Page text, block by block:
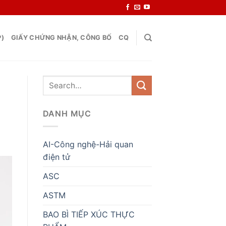
GIẤY CHỨNG NHẬN, CÔNG BỐ CQ
DANH MỤC
AI-Công nghệ-Hải quan
điện tử
ASC
ASTM
BAO BÌ TIẾP XÚC THỰC